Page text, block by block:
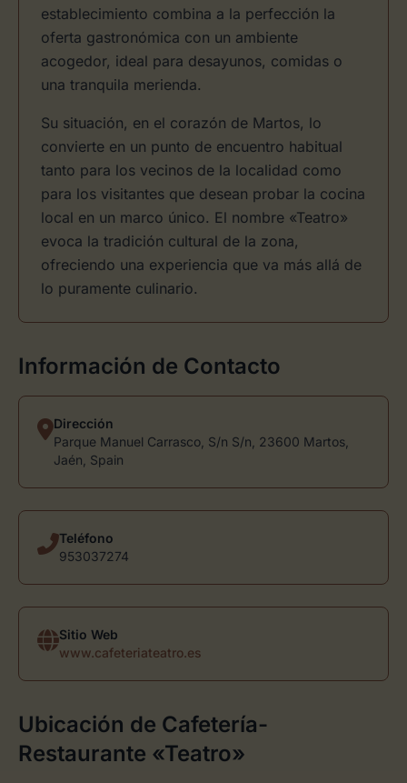
establecimiento combina a la perfección la
oferta gastronómica con un ambiente
acogedor, ideal para desayunos, comidas o
una tranquila merienda.
Su situación, en el corazón de Martos, lo
convierte en un punto de encuentro habitual
tanto para los vecinos de la localidad como
para los visitantes que desean probar la cocina
local en un marco único. El nombre «Teatro»
evoca la tradición cultural de la zona,
ofreciendo una experiencia que va más allá de
lo puramente culinario.
Información de Contacto
Dirección
Parque Manuel Carrasco, S/n S/n, 23600 Martos,
Jaén, Spain
Teléfono
953037274
Sitio Web
www.cafeteriateatro.es
Ubicación de Cafetería-
Restaurante «Teatro»